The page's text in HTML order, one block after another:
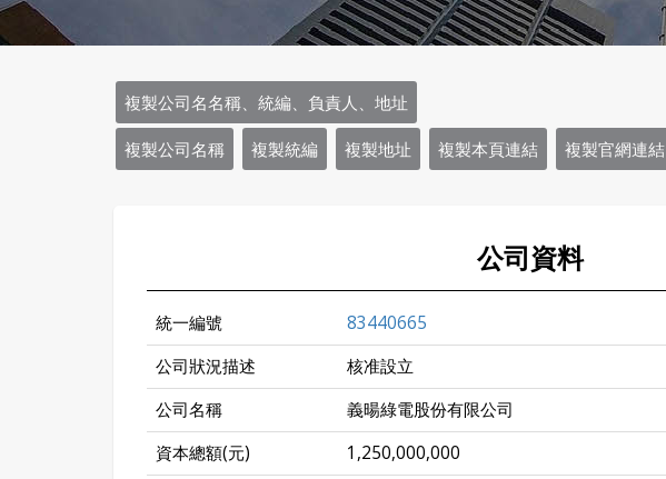
複製公司名名稱、統編、負責人、地址
複製公司名稱 複製統編 複製地址 複製本頁連結 複製官網連結
公司資料
統一編號
83440665
公司狀況描述
核准設立
公司名稱
義暘綠電股份有限公司
資本總額(元)
1,250,000,000